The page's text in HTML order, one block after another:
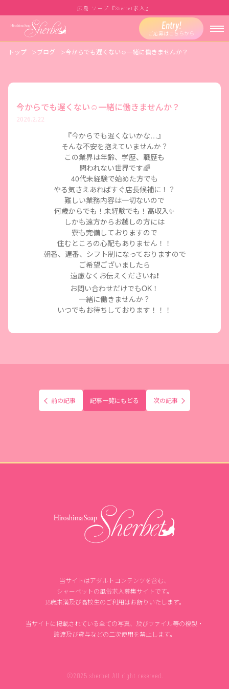
広島 ソープ『Sherbet求人』
Entry!
ご応募はこちらから
トップ ブログ 今からでも遅くない☺️一緒に働きませんか？
今からでも遅くない☺️一緒に働きませんか？
2026.2.22
『今からでも遅くないかな…』
そんな不安を抱えていませんか？
この業界は年齢、学歴、職歴も
問われない世界です🌈
40代未経験で始めた方でも
やる気さえあればすぐ店長候補に！？
難しい業務内容は一切ないので
何歳からでも！未経験でも！高収入✨
しかも遠方からお越しの方には
寮も完備しておりますので
住むところの心配もありません！！
朝番、遅番、シフト制になっておりますので
ご希望ございましたら
遠慮なくお伝えくださいね❗️
お問い合わせだけでもOK ！
一緒に働きませんか？
いつでもお待ちしております！！！
前の記事 記事一覧にもどる 次の記事
当サイトはアダルトコンテンツを含む、
シャーベットの風俗求人募集サイトです。
18歳未満及び高校生のご利用はお断りいたします。
当サイトに掲載されている全ての写真、及びファイル等の複製・
譲渡及び貸与などの二次使用を禁止します。
©2025 sherbet All right reserved.